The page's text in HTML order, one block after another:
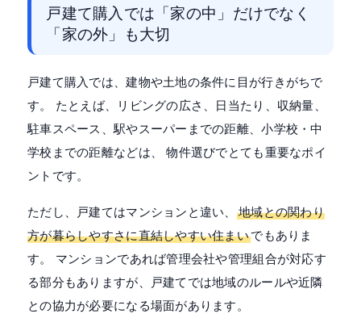
戸建て購入では「家の中」だけでなく
「家の外」も大切
戸建て購入では、建物や土地の条件に目が行きがちで
す。 たとえば、リビングの広さ、日当たり、収納量、
駐車スペース、駅やスーパーまでの距離、小学校・中
学校までの距離などは、 物件選びでとても重要なポイ
ントです。
ただし、戸建てはマンションと違い、
地域との関わり
方が暮らしやすさに直結しやすい住まいでもありま
す。 マンションであれば管理会社や管理組合が対応す
る部分もありますが、戸建てでは地域のルールや近隣
との協力が必要になる場面があります。